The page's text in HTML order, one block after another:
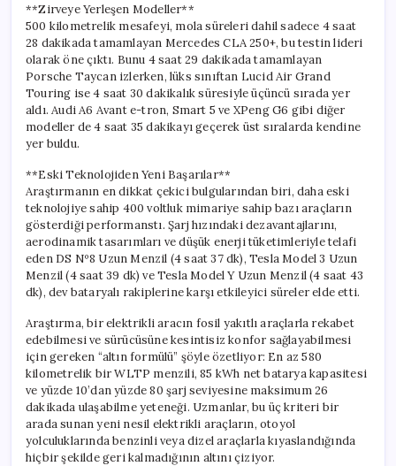
**Zirveye Yerleşen Modeller**
500 kilometrelik mesafeyi, mola süreleri dahil sadece 4 saat
28 dakikada tamamlayan Mercedes CLA 250+, bu testin lideri
olarak öne çıktı. Bunu 4 saat 29 dakikada tamamlayan
Porsche Taycan izlerken, lüks sınıftan Lucid Air Grand
Touring ise 4 saat 30 dakikalık süresiyle üçüncü sırada yer
aldı. Audi A6 Avant e-tron, Smart 5 ve XPeng G6 gibi diğer
modeller de 4 saat 35 dakikayı geçerek üst sıralarda kendine
yer buldu.
**Eski Teknolojiden Yeni Başarılar**
Araştırmanın en dikkat çekici bulgularından biri, daha eski
teknolojiye sahip 400 voltluk mimariye sahip bazı araçların
gösterdiği performanstı. Şarj hızındaki dezavantajlarını,
aerodinamik tasarımları ve düşük enerji tüketimleriyle telafi
eden DS Nº8 Uzun Menzil (4 saat 37 dk), Tesla Model 3 Uzun
Menzil (4 saat 39 dk) ve Tesla Model Y Uzun Menzil (4 saat 43
dk), dev bataryalı rakiplerine karşı etkileyici süreler elde etti.
Araştırma, bir elektrikli aracın fosil yakıtlı araçlarla rekabet
edebilmesi ve sürücüsüne kesintisiz konfor sağlayabilmesi
için gereken “altın formülü” şöyle özetliyor: En az 580
kilometrelik bir WLTP menzili, 85 kWh net batarya kapasitesi
ve yüzde 10’dan yüzde 80 şarj seviyesine maksimum 26
dakikada ulaşabilme yeteneği. Uzmanlar, bu üç kriteri bir
arada sunan yeni nesil elektrikli araçların, otoyol
yolculuklarında benzinli veya dizel araçlarla kıyaslandığında
hiçbir şekilde geri kalmadığının altını çiziyor.